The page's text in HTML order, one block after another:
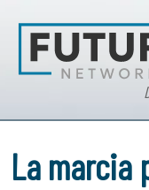
La marcia